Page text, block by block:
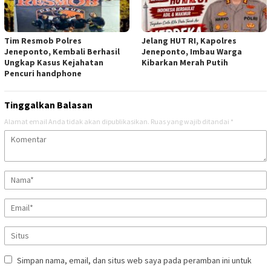
Tim Resmob Polres
Jeneponto, Kembali Berhasil
Ungkap Kasus Kejahatan
Pencuri handphone
Jelang HUT RI, Kapolres
Jeneponto, Imbau Warga
Kibarkan Merah Putih
Tinggalkan Balasan
Alamat email Anda tidak akan dipublikasikan. Ruas yang wajib ditandai *
Simpan nama, email, dan situs web saya pada peramban ini untuk